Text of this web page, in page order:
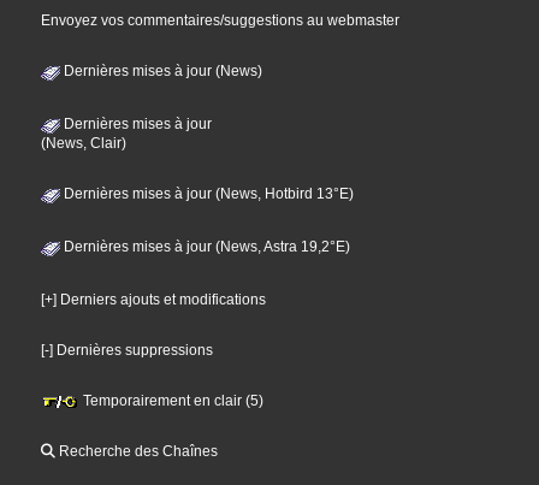
Envoyez vos commentaires/suggestions au webmaster
Dernières mises à jour (News)
Dernières mises à jour
(News, Clair)
Dernières mises à jour (News, Hotbird 13°E)
Dernières mises à jour (News, Astra 19,2°E)
[+] Derniers ajouts et modifications
[-] Dernières suppressions
Temporairement en clair (5)
Recherche des Chaînes